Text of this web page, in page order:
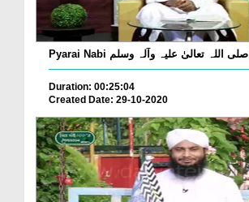
Duration: 00:25:04
Created Date: 29-10-2020